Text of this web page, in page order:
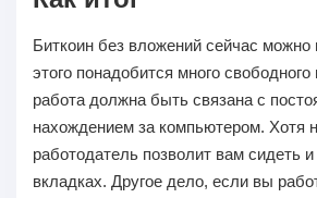
Биткоин без вложений сейчас
этого понадобится много
работа должна быть связана с
нахождением за компьютером. Хотя
работодатель позволит вам сидеть
вкладках. Другое дело, если вы